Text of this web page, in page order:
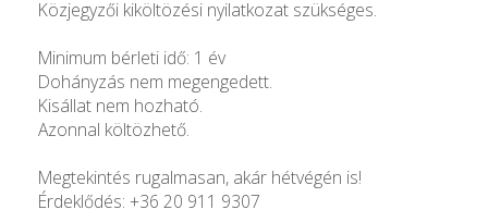
Közjegyzői kiköltözési nyilatkozat szükséges.
Minimum bérleti idő: 1 év
Dohányzás nem megengedett.
Kisállat nem hozható.
Azonnal költözhető.
Megtekintés rugalmasan, akár hétvégén is!
Érdeklődés: +36 20 911 9307